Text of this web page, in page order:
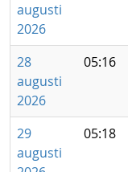
augusti
2026
28
augusti
2026
05:16
29
augusti
05:18